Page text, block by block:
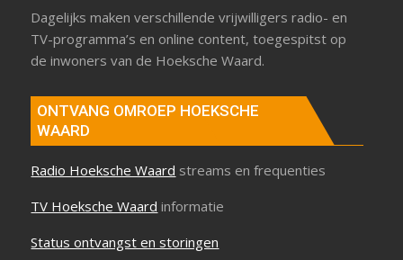
Dagelijks maken verschillende vrijwilligers radio- en
TV-programma’s en online content, toegespitst op
de inwoners van de Hoeksche Waard.
ONTVANG OMROEP HOEKSCHE
WAARD
Radio Hoeksche Waard streams en frequenties
TV Hoeksche Waard informatie
Status ontvangst en storingen